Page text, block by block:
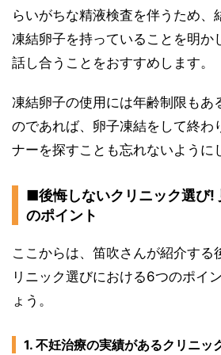
らいがちな精液検査を伴うため、
凍結卵子を持っていることを明か
話し合うことをおすすめします。
凍結卵子の使用には年齢制限もあ
のであれば、卵子凍結をして終わ
ナーを探すことも忘れないように
■後悔しないクリニック選び!
のポイント
ここからは、笛吹さんが紹介する
リニック選びにおける6つのポイ
ょう。
1. 不妊治療の実績があるクリニッ